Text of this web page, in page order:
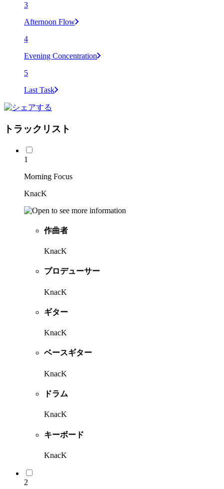
3
Afternoon Flow
4
Evening Concentration
5
Last Task
トラックリスト
1
Morning Focus
KnacK
作曲者
KnacK
プロデューサー
KnacK
ギター
KnacK
ベースギター
KnacK
ドラム
KnacK
キーボード
KnacK
2